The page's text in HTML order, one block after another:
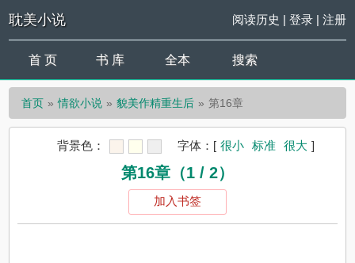
耽美小说 阅读历史 | 登录| 注册
首 页 书 库 全本 搜索
首页 情欲小说 貌美作精重生后 第16章
背景色： 字体： [ 很小 标准 很大 ]
第16章（1 / 2）
加入书签